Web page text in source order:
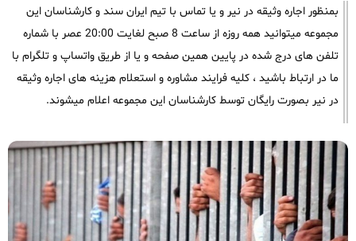
بمنظور اجاره وثیقه در نیر و یا تماس با تیم ایران سند و کارشناسان این
مجموعه میتوانید همه روزه از ساعت 8 صبح لغایت 20:00 عصر با شماره
تلفن های درج شده در پایین همین صفحه و یا از طریق واتساپ و تلگرام با
ما در ارتباط باشید ، کلیه فرایند مشاوره و استعلام هزینه های اجاره وثیقه
در نیر بصورت رایگان توسط کارشناسان این مجموعه اعلام میشوند.